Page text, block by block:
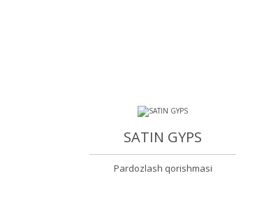
SATIN GYPS
Pardozlash qorishmasi